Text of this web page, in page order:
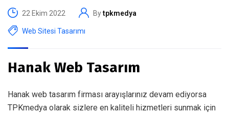
22 Ekim 2022 Bytpkmedya
Web Sitesi Tasarımı
Hanak Web Tasarım
Hanak web tasarım firması arayışlarınız devam ediyorsa
TPKmedya olarak sizlere en kaliteli hizmetleri sunmak için